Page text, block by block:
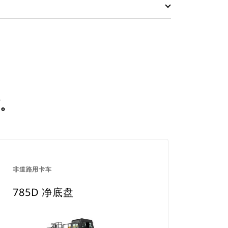
非道路用卡车
785D 净底盘